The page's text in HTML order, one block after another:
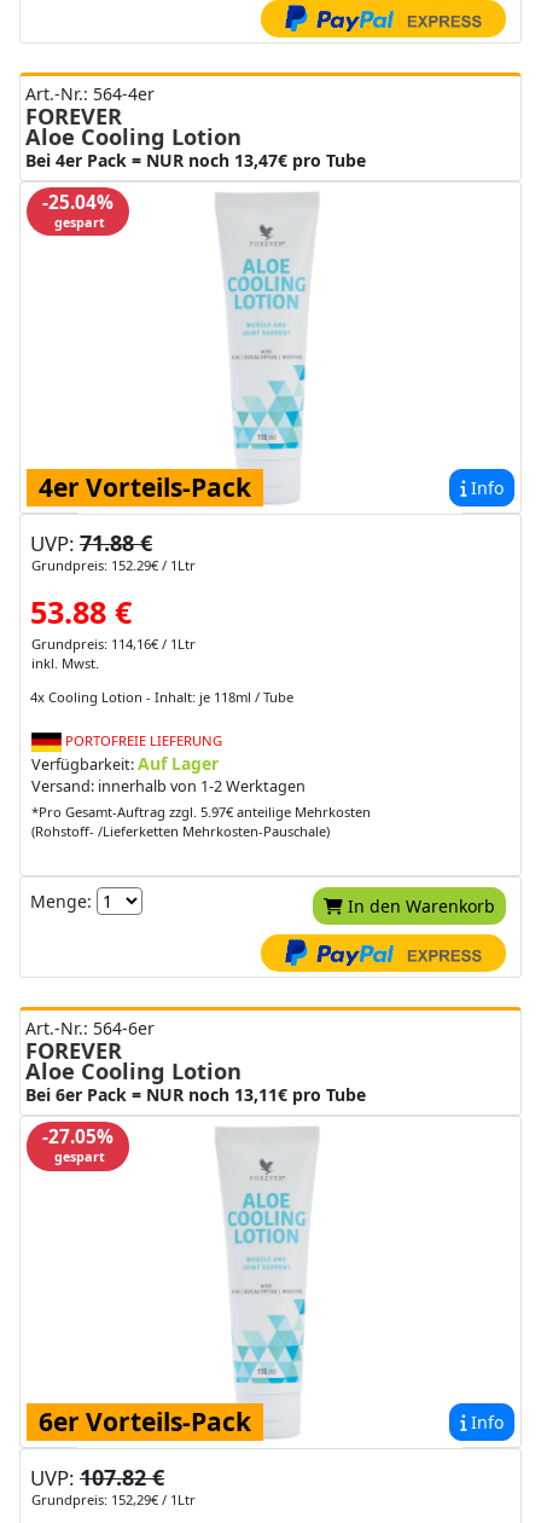
Art.-Nr.: 564-4er
FOREVER
Aloe Cooling Lotion
Bei 4er Pack = NUR noch 13,47€ pro Tube
-25.04%
gespart
Info
4er Vorteils-Pack
UVP: 71.88 €
Grundpreis: 152.29€ / 1Ltr
53.88 €
Grundpreis: 114,16€ / 1Ltr
inkl. Mwst.
4x Cooling Lotion - Inhalt: je 118ml / Tube
PORTOFREIE LIEFERUNG
Verfügbarkeit:Auf Lager
Versand: innerhalb von 1-2 Werktagen
*Pro Gesamt-Auftrag zzgl. 5.97€ anteilige Mehrkosten
(Rohstoff- /Lieferketten Mehrkosten-Pauschale)
Menge: In den Warenkorb
Art.-Nr.: 564-6er
FOREVER
Aloe Cooling Lotion
Bei 6er Pack = NUR noch 13,11€ pro Tube
-27.05%
gespart
Info
6er Vorteils-Pack
UVP: 107.82 €
Grundpreis: 152,29€ / 1Ltr